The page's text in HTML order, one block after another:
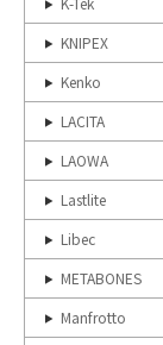
KNIPEX
Kenko
LACITA
LAOWA
Lastlite
Libec
METABONES
Manfrotto